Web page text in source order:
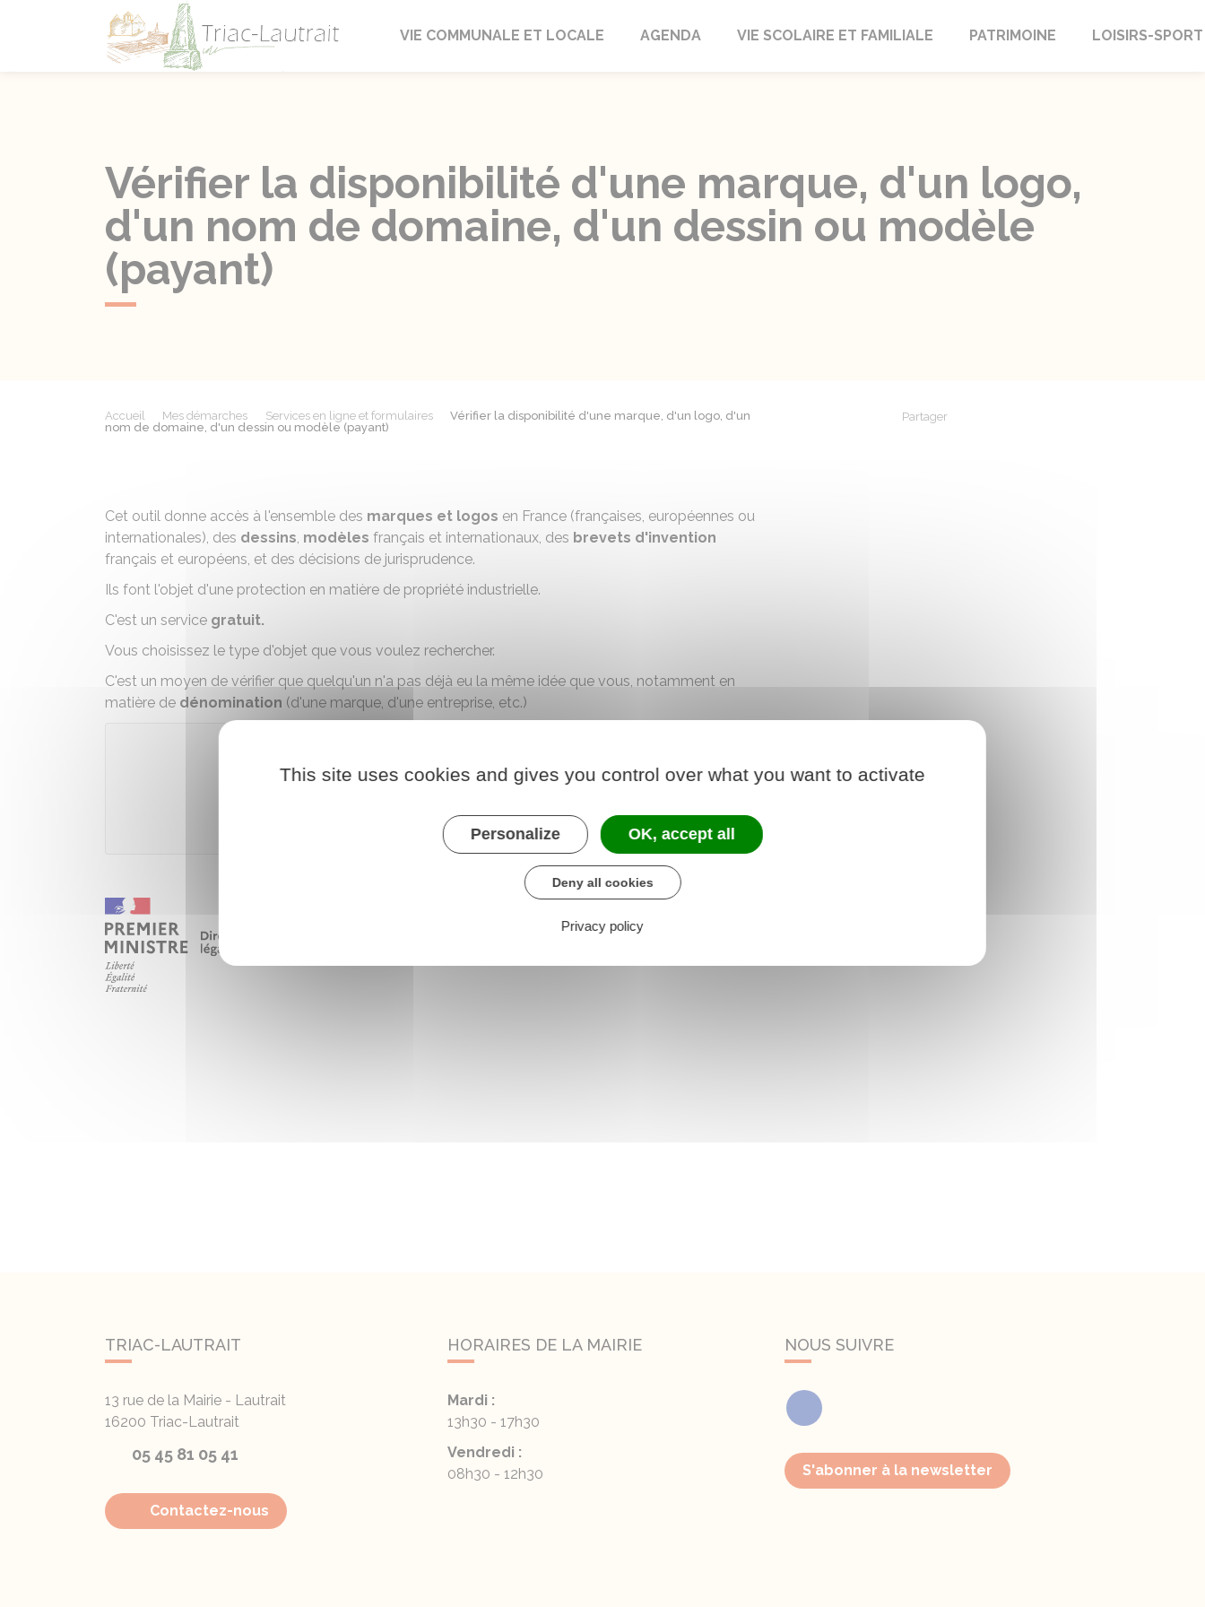
Triac-Lautrait
VIE COMMUNALE ET LOCALE AGENDA VIE SCOLAIRE ET FAMILIALE PATRIMOINE LOISIRS-SPORT
Vérifier la disponibilité d'une marque, d'un logo,
d'un nom de domaine, d'un dessin ou modèle
(payant)
Accueil Mes démarches Services en ligne et formulaires
Vérifier la disponibilité d'une marque, d'un logo, d'un
nom de domaine, d'un dessin ou modèle (payant)
Partager
Cet outil donne accès à l'ensemble des marques et logos en France (françaises, européennes ou
internationales), des dessins, modèles français et internationaux, des brevets d'invention
français et européens, et des décisions de jurisprudence.
Ils font l'objet d'une protection en matière de propriété industrielle.
C'est un service gratuit.
Vous choisissez le type d'objet que vous voulez rechercher.
C'est un moyen de vérifier que quelqu'un n'a pas déjà eu la même idée que vous, notamment en
matière de dénomination (d'une marque, d'une entreprise, etc.)
Accéder au outil de recherche
Institut national de la propriété industrielle (Inpi)
TRIAC-LAUTRAIT
13 rue de la Mairie - Lautrait
16200 Triac-Lautrait
05 45 81 05 41
Contactez-nous
HORAIRES DE LA MAIRIE
Mardi :
13h30 - 17h30
Vendredi :
08h30 - 12h30
NOUS SUIVRE
Facebook
S'abonner à la newsletter
This site uses cookies and gives you control over what you want to activate
Personalize OK, accept all
Deny all cookies
Privacy policy